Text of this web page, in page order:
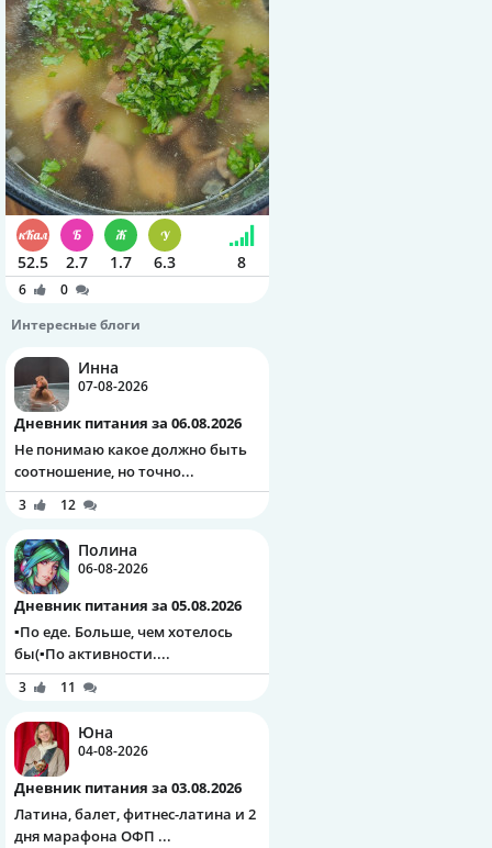
52.5 2.7 1.7 6.3 8
6
0
Интересные блоги
Инна
07-08-2026
Дневник питания за 06.08.2026
Не понимаю какое должно быть
соотношение, но точно...
3 12
Полина
06-08-2026
Дневник питания за 05.08.2026
▪️По еде. Больше, чем хотелось
бы(▪️По активности....
3 11
Юна
04-08-2026
Дневник питания за 03.08.2026
Латина, балет, фитнес-латина и 2
дня марафона ОФП ...